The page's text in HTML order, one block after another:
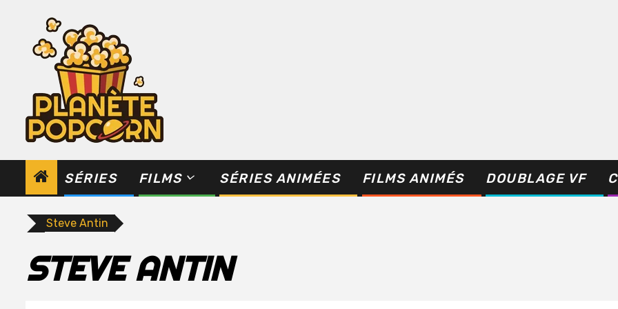
SÉRIES FILMS SÉRIES ANIMÉES FILMS ANIMÉS DOUBLAGE VF
Steve Antin
STEVE ANTIN